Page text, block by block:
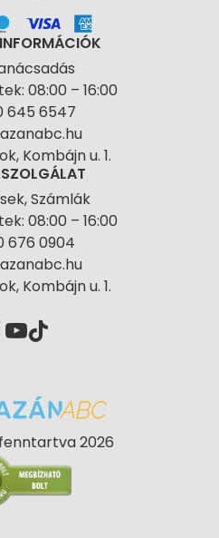
08:00 – 16:00
645 6547
Kombájn u. 1.
Számlák
08:00 – 16:00
676 0904
Kombájn u. 1.
2026